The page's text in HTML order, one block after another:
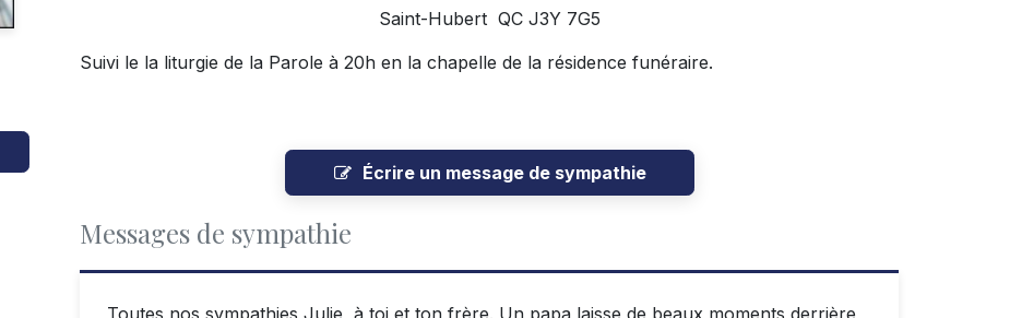
Saint-Hubert QC J3Y 7G5
Suivi le la liturgie de la Parole à 20h en la chapelle de la résidence funéraire.
Écrire un message de sympathie
Messages de sympathie
Toutes nos sympathies Julie, à toi et ton frère. Un papa laisse de beaux moments derrière